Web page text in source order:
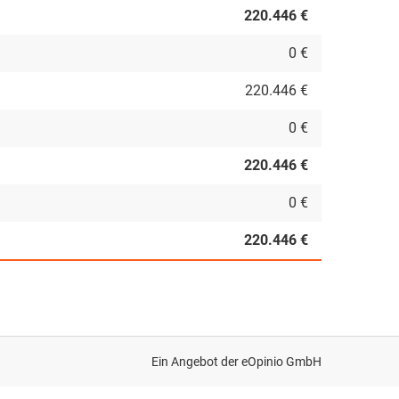
220.446 €
0 €
220.446 €
0 €
220.446 €
0 €
220.446 €
Ein Angebot dereOpinio GmbH